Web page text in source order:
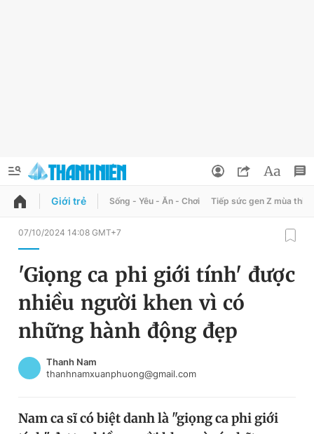
QUẢNG CÁO
Chuyên mục
Chuyên mục khác
Chào ngày mới
Đổi mật khẩu
Tin đã lưu
Tin đã xem
Giới trẻ Sống - Yêu - Ăn - Chơi Tiếp sức gen Z mùa thi
07/10/2024 14:08 GMT+7
'Giọng ca phi giới tính' được
nhiều người khen vì có
những hành động đẹp
Thanh Nam
thanhnamxuanphuong@gmail.com
Nam ca sĩ có biệt danh là "giọng ca phi giới